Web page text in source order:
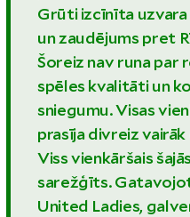
Grūti izcīnīta
un zaudējums pret
Šoreiz nav runa par
spēles kvalitāti un
sniegumu. Visas
prasīja divreiz
Viss vienkāršais
sarežģīts.
United Ladies,